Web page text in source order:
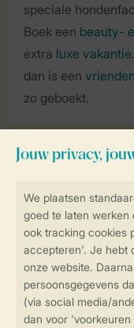
speciale
Boek een beauty-
extra luxe vakantie
dan is een
zo geboekt.